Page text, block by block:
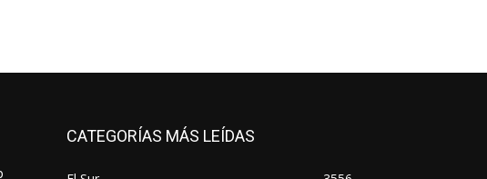
CATEGORÍAS MÁS LEÍDAS